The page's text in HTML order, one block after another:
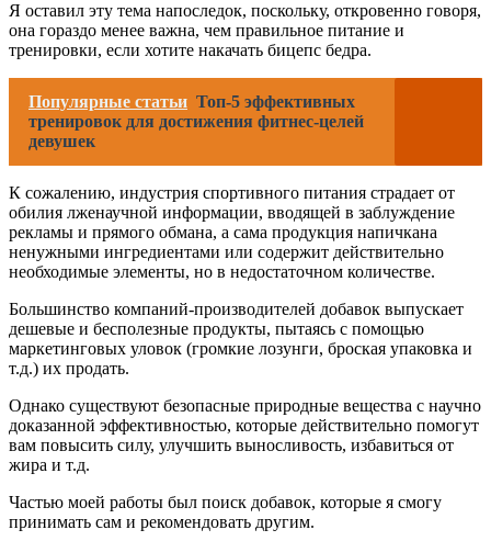
Я оставил эту тема напоследок, поскольку, откровенно говоря,
она гораздо менее важна, чем правильное питание и
тренировки, если хотите накачать бицепс бедра.
Популярные статьи Топ-5 эффективных
тренировок для достижения фитнес-целей
девушек
К сожалению, индустрия спортивного питания страдает от
обилия лженаучной информации, вводящей в заблуждение
рекламы и прямого обмана, а сама продукция напичкана
ненужными ингредиентами или содержит действительно
необходимые элементы, но в недостаточном количестве.
Большинство компаний-производителей добавок выпускает
дешевые и бесполезные продукты, пытаясь с помощью
маркетинговых уловок (громкие лозунги, броская упаковка и
т.д.) их продать.
Однако существуют безопасные природные вещества с научно
доказанной эффективностью, которые действительно помогут
вам повысить силу, улучшить выносливость, избавиться от
жира и т.д.
Частью моей работы был поиск добавок, которые я смогу
принимать сам и рекомендовать другим.